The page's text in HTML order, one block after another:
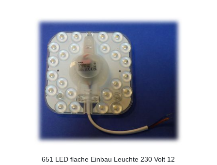
651 LED flache Einbau Leuchte 230 Volt 12